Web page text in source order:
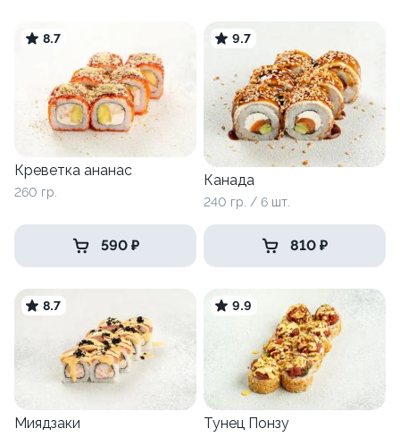
8.7
Креветка ананас
260 гр.
590 ₽
9.7
Канада
240 гр. / 6 шт.
810 ₽
8.7
Миядзаки
9.9
Тунец Понзу